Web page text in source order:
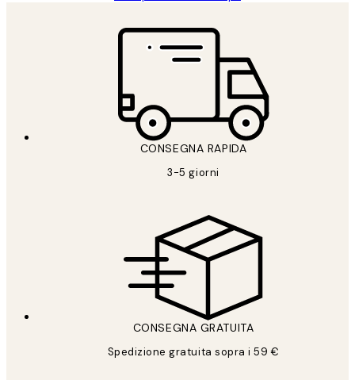
CONSEGNA RAPIDA
3-5 giorni
CONSEGNA GRATUITA
Spedizione gratuita sopra i 59 €